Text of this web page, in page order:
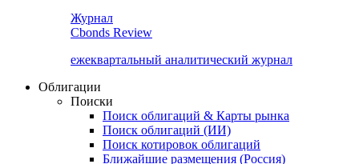
Журнал
Cbonds Review
ежеквартальный аналитический журнал
Облигации
Поиски
Поиск облигаций & Карты рынка
Поиск облигаций (ИИ)
Поиск котировок облигаций
Ближайшие размещения (Россия)